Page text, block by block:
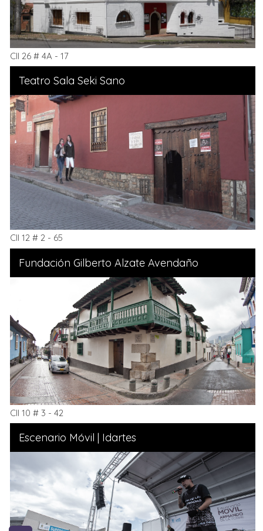
Cll 26 # 4A - 17
Teatro Sala Seki Sano
Cll 12 # 2 - 65
Fundación Gilberto Alzate Avendaño
Cll 10 # 3 - 42
Escenario Móvil | Idartes